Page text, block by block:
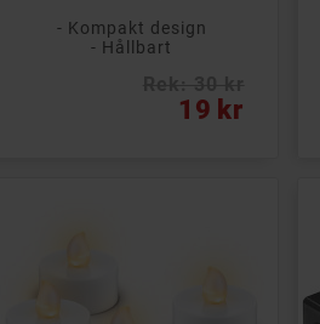
- Kompakt design
- Hållbart
19 kr